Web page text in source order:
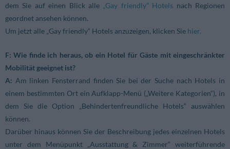
dem Sie auf einen Blick alle „Gay friendly” Hotels nach Regionen
geordnet ansehen können.
Um jetzt alle „Gay friendly“ Hotels anzuzeigen, klicken Sie hier.
F: Wie finde ich heraus, ob ein Hotel für Gäste mit eingeschränkter
Mobilität geeignet ist?
A: Am linken Fensterrand finden Sie bei der Suche nach Hotels in
einem bestimmten Ort ein Aufklapp-Menü („Weitere Kategorien“), in
dem Sie die Option „Behindertenfreundliche Hotels“ auswählen
können.
Darüber hinaus können Sie der Beschreibung jedes einzelnen Hotels
unter dem Menüpunkt „Ausstattung & Zimmer“ weiterführende